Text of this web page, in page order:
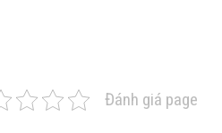
Đánh giá page